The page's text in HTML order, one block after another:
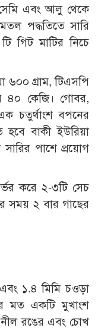
এবং আলু থেকে
পদ্ধতিতে সারি
গিট মাটির নিচে
৬০০ গ্রাম, টিএসপি
৪০ কেজি। গোবর,
চতুর্থাংশ বপনের
হবে বাকী ইউরিয়া
পাশে প্রয়োগ
করে ২-৩টি সেচ
সময় ২ বার গাছের
১.৪ মিমি চওড়া
মত একটি মুখাংশ
রঙের এবং চোখ